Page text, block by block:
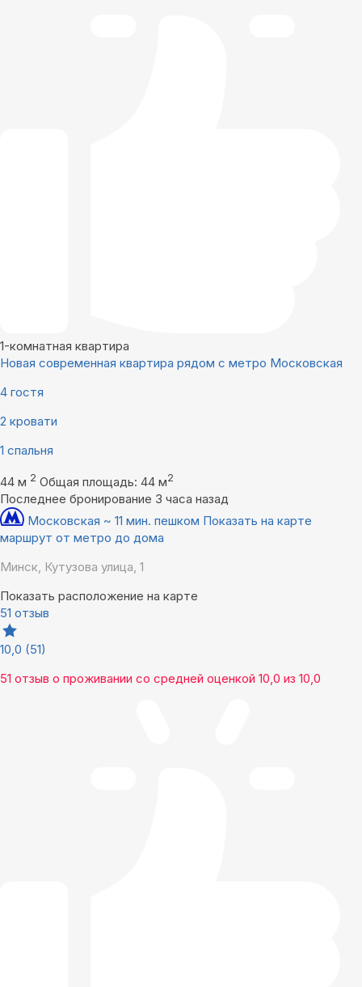
1-комнатная квартира
Новая современная квартира рядом с метро Московская
4 гостя
2 кровати
1 спальня
44 м 2 Общая площадь: 44 м2
Последнее бронирование 3 часа назад
Московская ~ 11 мин. пешком Показать на карте
маршрут от метро до дома
Минск, Кутузова улица, 1
Показать расположение на карте
51 отзыв
10,0 (51)
51 отзыв о проживании со средней оценкой 10,0 из 10,0